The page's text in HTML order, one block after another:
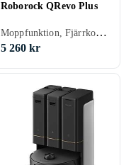
Roborock QRevo Plus
Moppfunktion, Fjärrkontroll, Trappsensor, Automatisk dockning, Virtuella väggar, Anpassad för husdjur, Appstyrning, Stöder kantrengöring, Automatisk mopptorkning, Dockningsstation, 180 min, 67 dB, Självtömmande
5 260 kr